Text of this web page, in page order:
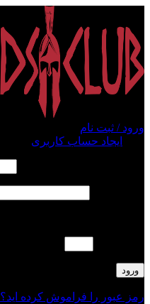
ورود / ثبت نام
ایجاد حساب کاربری
ورود
رمز عبور را فراموش کرده اید؟